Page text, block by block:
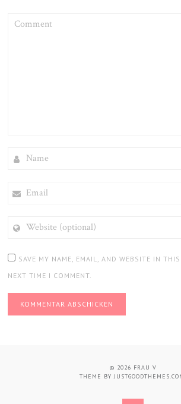
(OPTIONAL)
SAVE MY NAME, EMAIL, AND WEBSITE IN
NEXT TIME I COMMENT.
© 2026 FRAU V
THEME BY